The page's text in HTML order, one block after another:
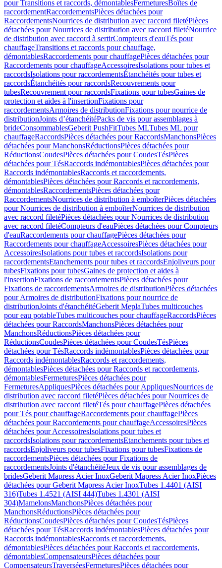
pour Transitions et raccords, démontablesFermeturesBoîtes de
raccordementRaccordementsPièces détachées pour
RaccordementsNourrices de distribution avec raccord filetéPièces
détachées pour Nourrices de distribution avec raccord filetéNourrice
de distribution avec raccord à sertirCompteurs d'eauTés pour
chauffageTransitions et raccords pour chauffage,
démontablesRaccordements pour chauffagePièces détachées pour
Raccordements pour chauffageAccessoiresIsolations pour tubes et
raccordsIsolations pour raccordementsÉtanchéités pour tubes et
raccordsÉtanchéités pour raccordsRecouvrements pour
tubesRecouvrement pour raccordsFixations pour tubesGaines de
protection et aides à l'insertionFixations pour
raccordementsArmoires de distributionFixations pour nourrice de
distributionJoints d’étanchéitéPacks de vis pour assemblages à
brideConsommablesGeberit PushFitTubes MLTubes ML pour
chauffageRaccordsPièces détachées pour RaccordsManchonsPièces
détachées pour ManchonsRéductionsPièces détachées pour
RéductionsCoudesPièces détachées pour CoudesTésPièces
détachées pour TésRaccords indémontablesPièces détachées pour
Raccords indémontablesRaccords et raccordements,
démontablesPièces détachées pour Raccords et raccordements,
démontablesRaccordementsPièces détachées pour
RaccordementsNourrices de distribution à emboîterPièces détachées
pour Nourrices de distribution à emboîterNourrices de distribution
avec raccord filetéPièces détachées pour Nourrices de distribution
avec raccord filetéCompteurs d'eauPièces détachées pour Compteurs
d'eauRaccordements pour chauffagePièces détachées pour
Raccordements pour chauffageAccessoiresPièces détachées pour
AccessoiresIsolations pour tubes et raccordsIsolations pour
raccordementsEtanchements pour tubes et raccordsEnjoliveurs pour
tubesFixations pour tubesGaines de protection et aides à
l'insertionFixations de raccordementsPièces détachées pour
Fixations de raccordementsArmoires de distributionPièces détachées
pour Armoires de distributionFixations pour nourrice de
distributionJoints d'étanchéitéGeberit MeplaTubes multicouches
pour eau potableTubes multicouches pour chauffageRaccordsPièces
détachées pour RaccordsManchonsPièces détachées pour
ManchonsRéductionsPièces détachées pour
RéductionsCoudesPièces détachées pour CoudesTésPièces
détachées pour TésRaccords indémontablesPièces détachées pour
Raccords indémontablesRaccords et raccordements,
démontablesPièces détachées pour Raccords et raccordements,
démontablesFermeturesPièces détachées pour
FermeturesAppliquesPièces détachées pour AppliquesNourrices de
distribution avec raccord filetéPièces détachées pour Nourrices de
distribution avec raccord filetéTés pour chauffagePièces détachées
pour Tés pour chauffageRaccordements pour chauffagePièces
détachées pour Raccordements pour chauffageAccessoiresPièces
détachées pour AccessoiresIsolations pour tubes et
raccordsIsolations pour raccordementsEtanchements pour tubes et
raccordsEnjoliveurs pour tubesFixations pour tubesFixations de
raccordementsPièces détachées pour Fixations de
raccordementsJoints d'étanchéitéJeux de vis pour assemblages de
bridesGeberit Mapress Acier InoxGeberit Mapress Acier InoxPièces
détachées pour Geberit Mapress Acier InoxTubes 1.4401 (AISI
316)Tubes 1.4521 (AISI 444)Tubes 1.4301 (AISI
304)MamelonsManchonsPièces détachées pour
ManchonsRéductionsPièces détachées pour
RéductionsCoudesPièces détachées pour CoudesTésPièces
détachées pour TésRaccords indémontablesPièces détachées pour
Raccords indémontablesRaccords et raccordements,
démontablesPièces détachées pour Raccords et raccordements,
démontablesCompensateursPièces détachées pour
CompensateursTraverséesFermeturesPièces détachées pour